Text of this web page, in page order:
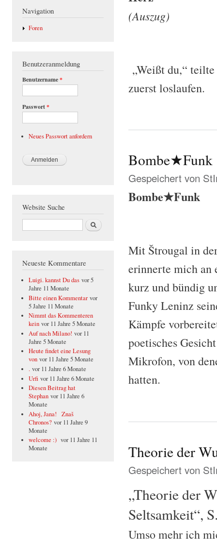
Navigation
Foren
Benutzeranmeldung
Benutzername*
Passwort*
Neues Passwort anfordern
Website Suche
Suche
Neueste Kommentare
Luigi. kannst Du das vor 5
Jahre 11 Monate
Bitte einen Kommentar vor
5 Jahre 11 Monate
Nimmt das Kommenteren
kein vor 11 Jahre 5 Monate
Auf nach Milano! vor 11
Jahre 5 Monate
Heute findet eine Lesung
von vor 11 Jahre 5 Monate
. vor 11 Jahre 6 Monate
Urfi vor 11 Jahre 6 Monate
Diesen Beitrag hat
Stephan vor 11 Jahre 6
Monate
Ahoj, Jana! Znaš
Chronos? vor 11 Jahre 9
Monate
welcome :) vor 11 Jahre 11
Monate
(Auszug)
„Weißt du,“
zuerst loslaufen.
Bombe★Funk
Gespeichert von
Bombe★Funk
Mit Štrougal in
erinnerte mich an
kurz und bündig
Funky Leninz
Kämpfe
poetisches
Mikrofon, von
hatten.
Theorie der
Gespeichert von
„Theorie der
Seltsamkeit“,
Umso mehr ich